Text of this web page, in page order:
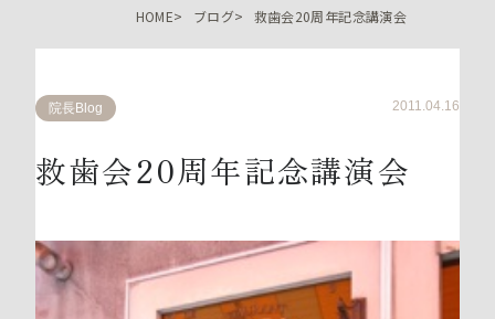
HOME ブログ 救歯会20周年記念講演会
院長Blog 2011.04.16
救歯会20周年記念講演会